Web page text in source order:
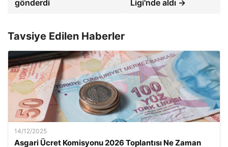
gönderdi
Ligi'nde aldı →
Tavsiye Edilen Haberler
14/12/2025
Asgari Ücret Komisyonu 2026 Toplantısı Ne Zaman